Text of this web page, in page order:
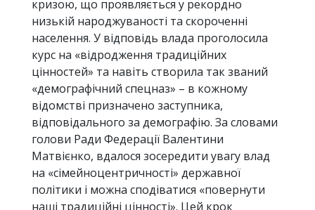
кризою, що проявляється у рекордно
низькій народжуваності та скороченні
населення. У відповідь влада проголосила
курс на «відродження традиційних
цінностей» та навіть створила так званий
«демографічний спецназ» – в кожному
відомстві призначено заступника,
відповідального за демографію. За словами
голови Ради Федерації Валентини
Матвієнко, вдалося зосередити увагу влад
на «сімейноцентричності» державної
політики і можна сподіватися «повернути
наші традиційні цінності». Цей крок